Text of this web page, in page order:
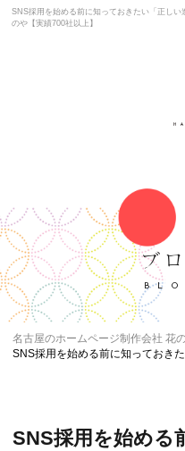
SNS採用を始める前に知っておきたい「正し
のや【実績700社以上】
ブ
名古屋のホームページ制作会社 花
SNS採用を始める前に知っておきた
SNS採用を始める